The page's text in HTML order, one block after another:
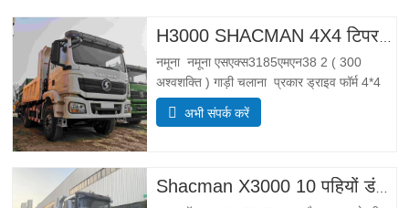
नमूना नमूना एसएक्स3185एमएन38 2 ( 300
अश्वशक्ति ) गाड़ी चलाना प्रकार ड्राइव फॉर्म 4*4
वज़न वजन पैरामीटर पूरा निंयत्रण रखना द्रव्यमान
(किग्रा) वजन नियंत्रण 55 00 सकल (किलो)
अभी संपर्क करें